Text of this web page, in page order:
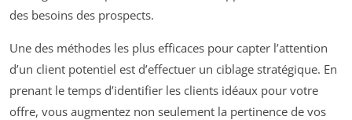
des besoins des prospects.
Une des méthodes les plus efficaces pour capter l’attention
d’un client potentiel est d’effectuer un ciblage stratégique. En
prenant le temps d’identifier les clients idéaux pour votre
offre, vous augmentez non seulement la pertinence de vos